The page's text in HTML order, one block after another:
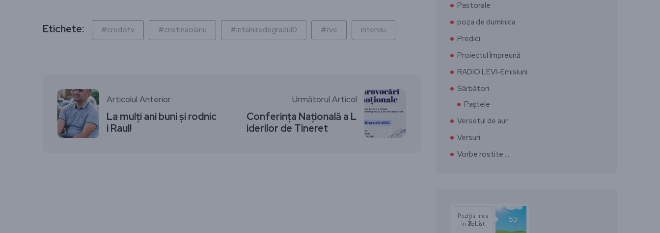
Etichete: #credotv #cristinaolariu #intalniredegradul0 #rve interviu
Articolul Anterior
La mulți ani buni și rodnic
i Raul!
Următorul Articol
Conferința Națională a L
iderilor de Tineret
Pastorale
poza de duminica
Predici
Proiectul Împreună
RADIO LEVI-Emisiuni
Sărbători
Paștele
Versetul de aur
Versuri
Vorbe rostite ….